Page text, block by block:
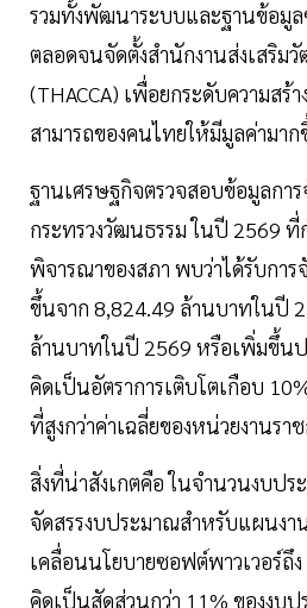
รวมทั้งพัฒนาระบบและฐานข้อมู
ตลอดจนจัดตั้งสำนักงานส่งเสริมวั
(THACCA) เพื่อยกระดับความสร้
สามารถของคนไทยให้มีมูลค่ามา
ฐานเศรษฐกิจตรวจสอบข้อมูลกา
กระทรวงวัฒนธรรม ในปี 2569 ที่
พิจารณาของสภา พบว่าได้รับกา
ขึ้นจาก 8,824.49 ล้านบาทในปี
ล้านบาทในปี 2569 หรือเพิ่มขึ้น
คิดเป็นอัตราการเติบโตเกือบ
ที่สูงกว่าค่าเฉลี่ยของหน่วยงานรา
สิ่งที่น่าสังเกตคือ ในจำนวนงบปร
จัดสรรงบประมาณสำหรับแผนงา
เคลื่อนนโยบายซอฟต์พาวเวอร์ถึ
คิดเป็นสัดส่วนกว่า 11% ของงบ